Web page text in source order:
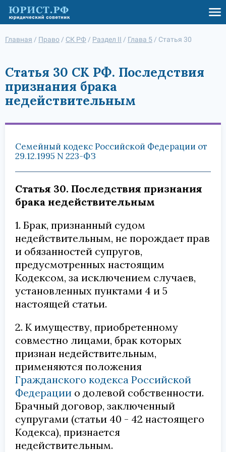
Главная / Право / СК РФ / Раздел II / Глава 5 / Статья 30
Статья 30 СК РФ. Последствия
признания брака
недействительным
Семейный кодекс Российской Федерации от
29.12.1995 N 223-ФЗ
Статья 30. Последствия признания
брака недействительным
1. Брак, признанный судом
недействительным, не порождает прав
и обязанностей супругов,
предусмотренных настоящим
Кодексом, за исключением случаев,
установленных пунктами 4 и 5
настоящей статьи.
2. К имуществу, приобретенному
совместно лицами, брак которых
признан недействительным,
применяются положения
Гражданского кодекса Российской
Федерации о долевой собственности.
Брачный договор, заключенный
супругами (статьи 40 - 42 настоящего
Кодекса), признается
недействительным.